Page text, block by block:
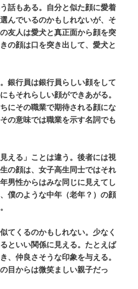
話もある。自分と似た顔に愛着
んでいるのかもしれないが、そ
友人は愛犬と真正面から顔を突
の顔は口を突き出して、愛犬と
銀行員は銀行員らしい顔をして
もそれらしい顔ができあがる。
にその職業で期待される顔にな
の意味では職業を示す名詞でも
える」ことは違う。後者には視
の顔は、女子高生同士ではそれ
男性からはみな同じに見えてし
僕のような中年（老年？）の顔
てくるのかもしれない。少なく
といい関係に見える。たとえば
、仲良さそうな印象を与える。
目からは微笑ましい親子だっ